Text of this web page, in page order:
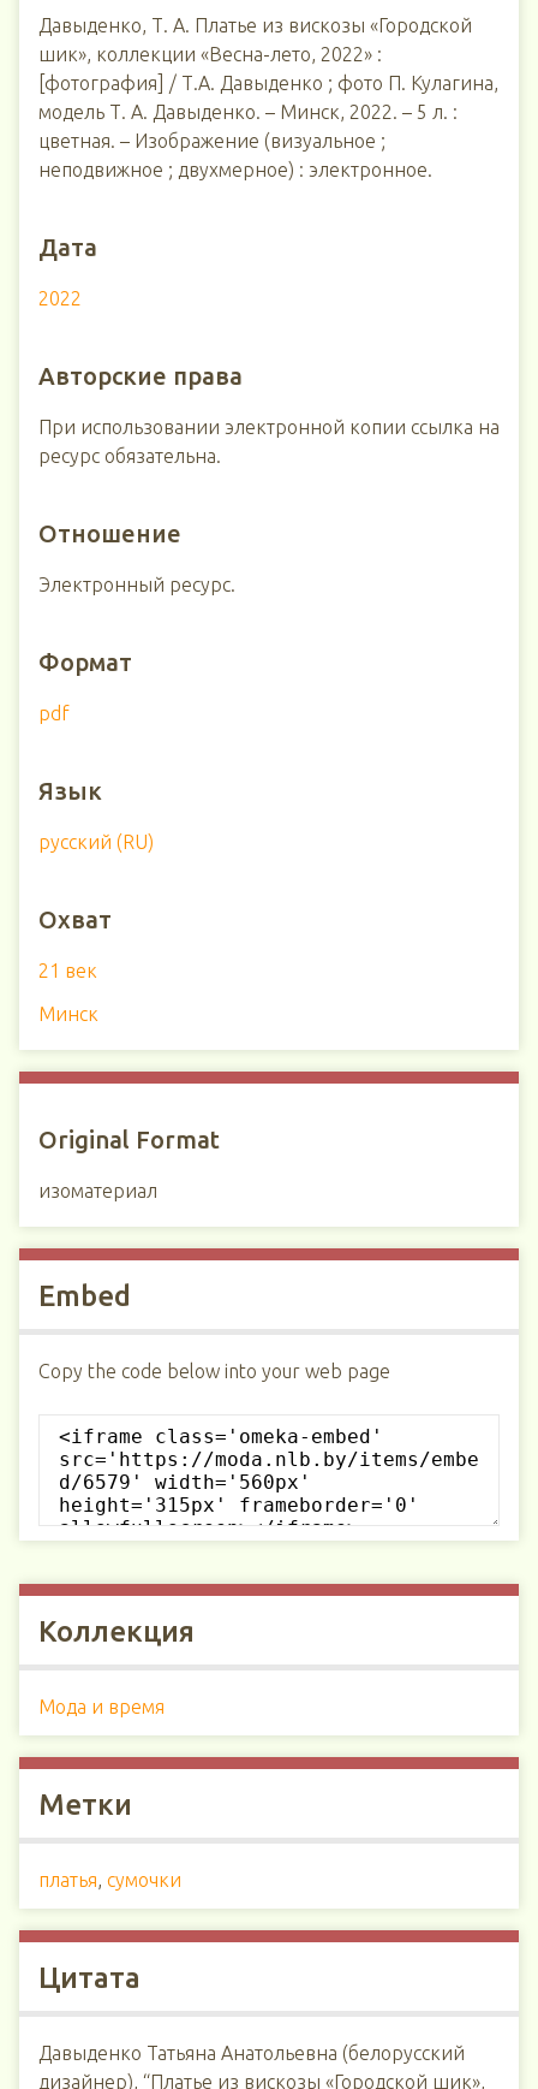
Давыденко, Т. А. Платье из вискозы «Городской
шик», коллекции «Весна-лето, 2022» :
[фотография] / Т.А. Давыденко ; фото П. Кулагина,
модель Т. А. Давыденко. – Минск, 2022. – 5 л. :
цветная. – Изображение (визуальное ;
неподвижное ; двухмерное) : электронное.
Дата
2022
Авторские права
При использовании электронной копии ссылка на
ресурс обязательна.
Отношение
Электронный ресурс.
Формат
pdf
Язык
русский (RU)
Охват
21 век
Минск
Original Format
изоматериал
Embed
Copy the code below into your web page
Коллекция
Мода и время
Метки
платья, сумочки
Цитата
Давыденко Татьяна Анатольевна (белорусский
дизайнер), “Платье из вискозы «Городской шик»,